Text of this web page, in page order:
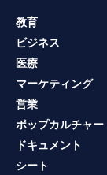
教育
ビジネス
医療
マーケティング
営業
ポップカルチャー
ドキュメント
シート